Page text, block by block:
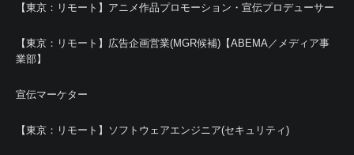
【東京：リモート】アニメ作品プロモーション・宣伝プロデューサー
【東京：リモート】広告企画営業(MGR候補)【ABEMA／メディア事
業部】
宣伝マーケター
【東京：リモート】ソフトウェアエンジニア(セキュリティ)